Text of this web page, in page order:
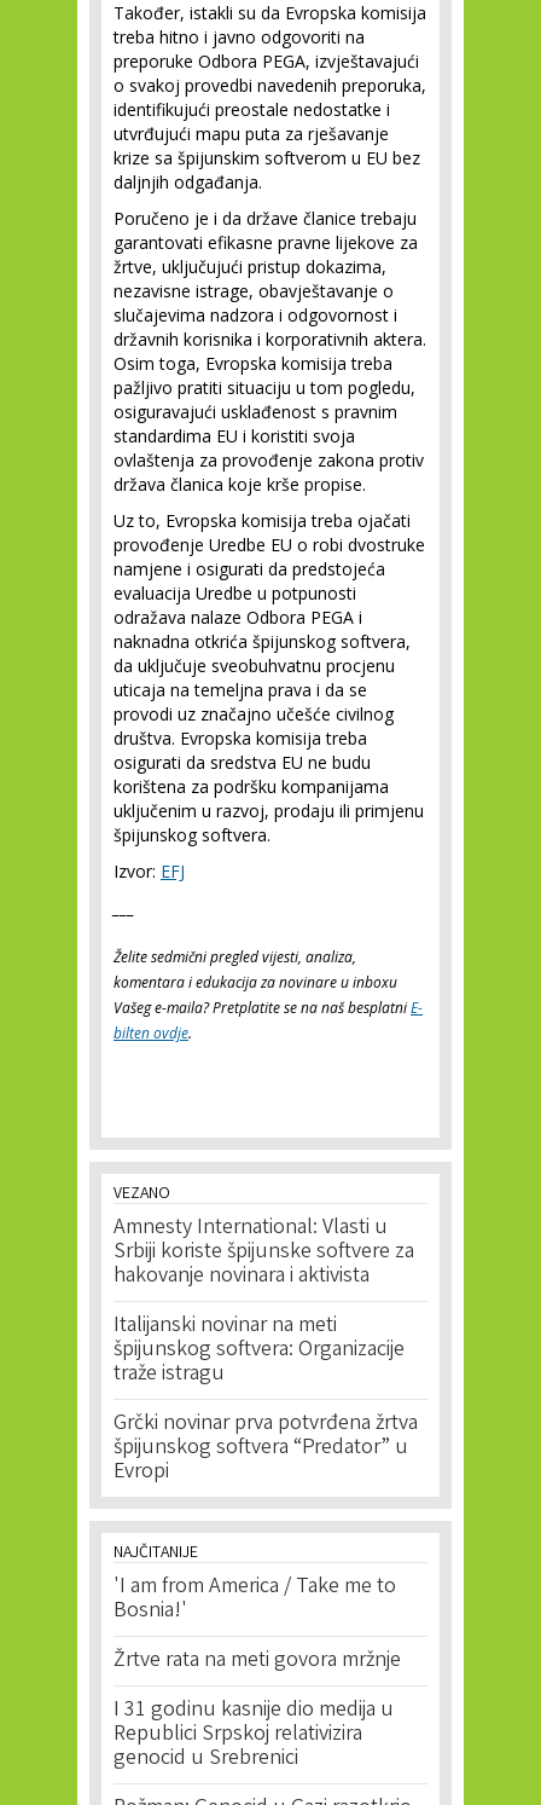
Također, istakli su da Evropska komisija
treba hitno i javno odgovoriti na
preporuke Odbora PEGA, izvještavajući
o svakoj provedbi navedenih preporuka,
identifikujući preostale nedostatke i
utvrđujući mapu puta za rješavanje
krize sa špijunskim softverom u EU bez
daljnjih odgađanja.
Poručeno je i da države članice trebaju
garantovati efikasne pravne lijekove za
žrtve, uključujući pristup dokazima,
nezavisne istrage, obavještavanje o
slučajevima nadzora i odgovornost i
državnih korisnika i korporativnih aktera.
Osim toga, Evropska komisija treba
pažljivo pratiti situaciju u tom pogledu,
osiguravajući usklađenost s pravnim
standardima EU i koristiti svoja
ovlaštenja za provođenje zakona protiv
država članica koje krše propise.
Uz to, Evropska komisija treba ojačati
provođenje Uredbe EU o robi dvostruke
namjene i osigurati da predstojeća
evaluacija Uredbe u potpunosti
odražava nalaze Odbora PEGA i
naknadna otkrića špijunskog softvera,
da uključuje sveobuhvatnu procjenu
uticaja na temeljna prava i da se
provodi uz značajno učešće civilnog
društva. Evropska komisija treba
osigurati da sredstva EU ne budu
korištena za podršku kompanijama
uključenim u razvoj, prodaju ili primjenu
špijunskog softvera.
Izvor: EFJ
Želite sedmični pregled vijesti, analiza,
komentara i edukacija za novinare u inboxu
Vašeg e-maila? Pretplatite se na naš besplatniE-
bilten ovdje.
VEZANO
Amnesty International: Vlasti u
Srbiji koriste špijunske softvere za
hakovanje novinara i aktivista
Italijanski novinar na meti
špijunskog softvera: Organizacije
traže istragu
Grčki novinar prva potvrđena žrtva
špijunskog softvera “Predator” u
Evropi
NAJČITANIJE
'I am from America / Take me to
Bosnia!'
Žrtve rata na meti govora mržnje
I 31 godinu kasnije dio medija u
Republici Srpskoj relativizira
genocid u Srebrenici